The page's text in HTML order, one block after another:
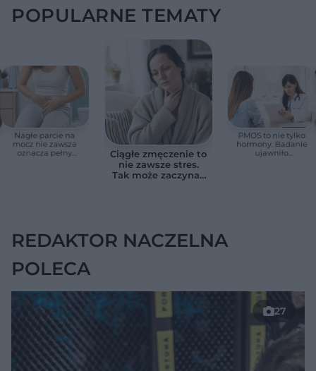
POPULARNE TEMATY
Nagłe parcie na
mocz nie zawsze
oznacza pełny
Ciągłe zmęczenie to
nie zawsze stres.
Tak może zaczynać
PMOS to nie tylko
hormony. Badanie
ujawniło
REDAKTOR NACZELNA
POLECA
27